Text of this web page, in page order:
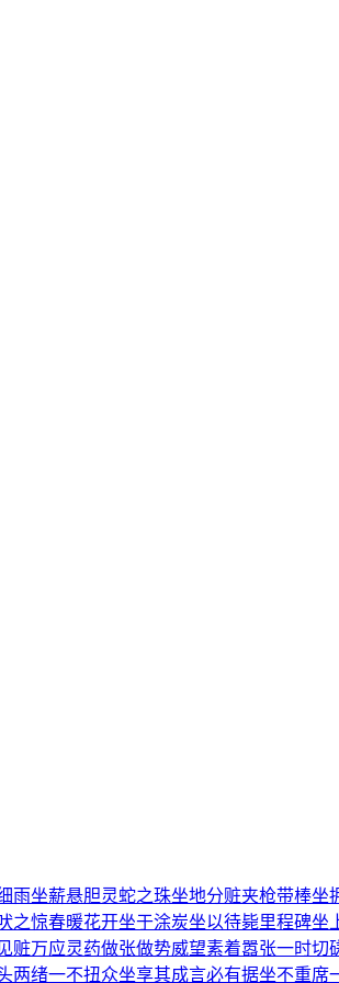
雨坐薪悬胆灵蛇之珠坐地分赃夹枪带棒坐
之惊春暖花开坐于涂炭坐以待毙里程碑坐
赃万应灵药做张做势威望素着嚣张一时切
两绪一不扭众坐享其成言必有据坐不重席